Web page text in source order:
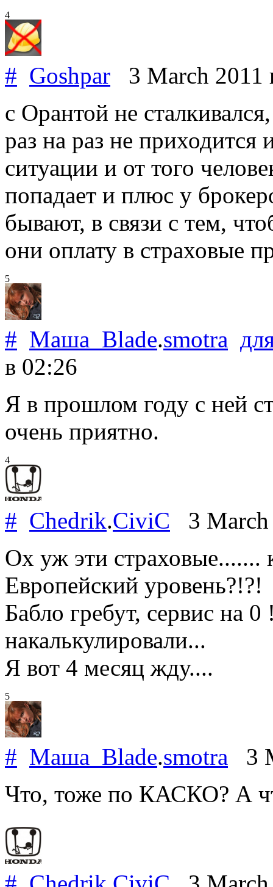
4
# Goshpar 3 March 2011
с Орантой не
раз на раз не приходится
ситуации и от того
попадает и плюс у
бывают, в связи с тем,
они оплату в страховые
5
# Маша_Blade.smotra
в 02:26
Я в прошлом году с ней
очень приятно.
4
# Chedrik.CiviC 3
Ох уж эти страховые.......
Европейский уровень?!?!
Бабло гребут, сервис на
накалькулировали...
Я вот 4 месяц жду....
5
# Маша_Blade.smotra 3
Что, тоже по КАСКО? А